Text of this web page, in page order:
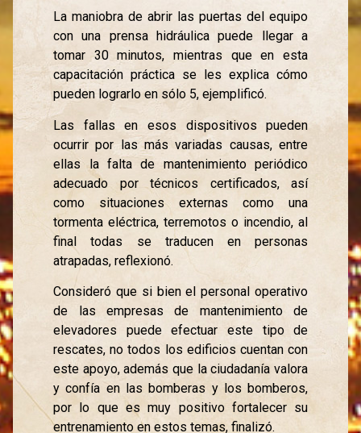
La maniobra de abrir las puertas del equipo
con una prensa hidráulica puede llegar a
tomar 30 minutos, mientras que en esta
capacitación práctica se les explica cómo
pueden lograrlo en sólo 5, ejemplificó.
Las fallas en esos dispositivos pueden
ocurrir por las más variadas causas, entre
ellas la falta de mantenimiento periódico
adecuado por técnicos certificados, así
como situaciones externas como una
tormenta eléctrica, terremotos o incendio, al
final todas se traducen en personas
atrapadas, reflexionó.
Consideró que si bien el personal operativo
de las empresas de mantenimiento de
elevadores puede efectuar este tipo de
rescates, no todos los edificios cuentan con
este apoyo, además que la ciudadanía valora
y confía en las bomberas y los bomberos,
por lo que es muy positivo fortalecer su
entrenamiento en estos temas, finalizó.